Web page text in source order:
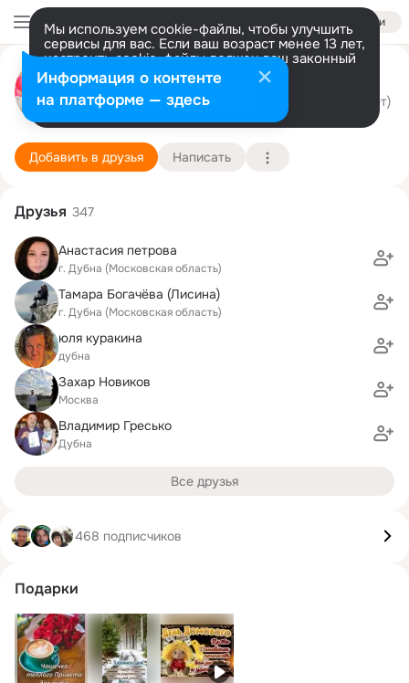
Войти
Мы используем cookie-файлы, чтобы улучшить
сервисы для вас. Если ваш возраст менее 13 лет,
настроить cookie-файлы должен ваш законный
представитель. Больше информации
Разрешить все Настроить
Наталья Максимова
г. Дубна (Московская область)27 сентября (46 лет)
5 школа
Подробнее
Добавить в друзья Написать
Друзья 347
Анастасия петрова
г. Дубна (Московская область)
Тамара Богачёва (Лисина)
г. Дубна (Московская область)
юля куракина
дубна
Захар Новиков
Москва
Владимир Гресько
Дубна
Все друзья
468 подписчиков
Подарки
Информация о контенте
на платформе — здесь